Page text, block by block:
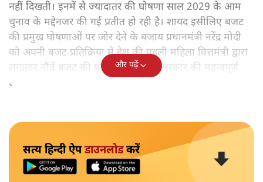
नहीं दिखती। इनमें से ज्यादातर की घोषणा साल 2029 के आम
चुनाव के मद्देनजर की गई प्रतीत हो रही है। शायद इसीलिए बजट
की प्रमुख घोषणाओं पर जोर देने के बजाय प्रधानमंत्री नरेंद्र मोदी
को अपनी बजट प्रतिक्रिया में देश की पहली महिला वित्तमंत्री द्वारा
लगातार नौवें बजट की प्रस्तुति को अपनी सरकार की महत्वपूर्ण
उपलब्धि बताने पर मजबूर होना पड़ा।
और पढ़ें
सत्य हिन्दी ऐपडाउनलोडकरें